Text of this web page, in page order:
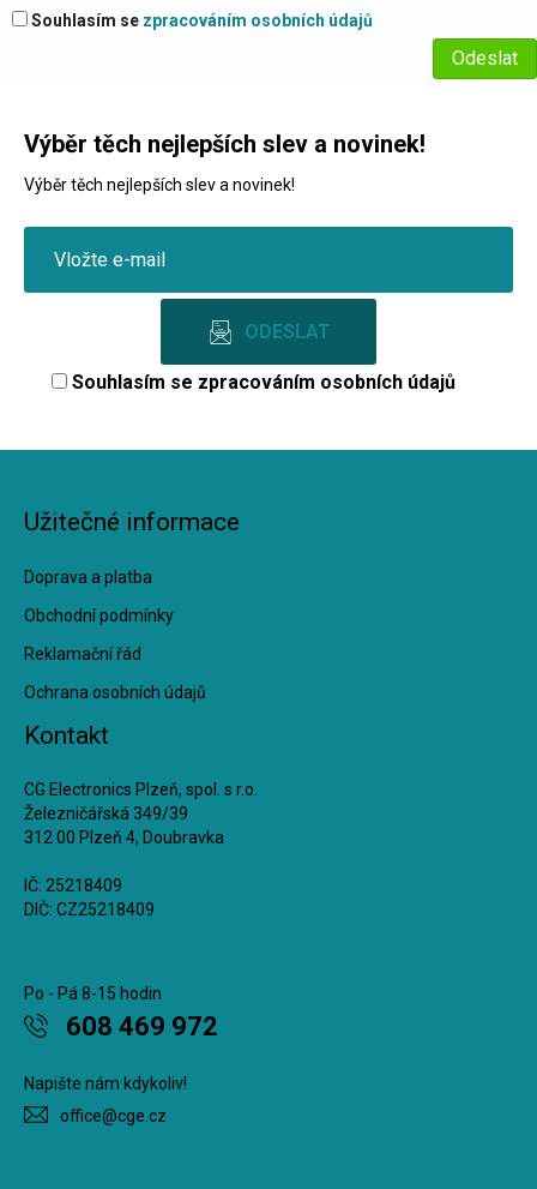
Souhlasím se zpracováním osobních údajů
Výběr těch nejlepších slev a novinek!
Výběr těch nejlepších slev a novinek!
Souhlasím se zpracováním osobních údajů
Užitečné informace
Doprava a platba
Obchodní podmínky
Reklamační řád
Ochrana osobních údajů
Kontakt
CG Electronics Plzeň, spol. s r.o.
Železničářská 349/39
312 00 Plzeň 4, Doubravka
IČ: 25218409
DIČ: CZ25218409
Po - Pá 8-15 hodin
608 469 972
Napište nám kdykoliv!
office@cge.cz